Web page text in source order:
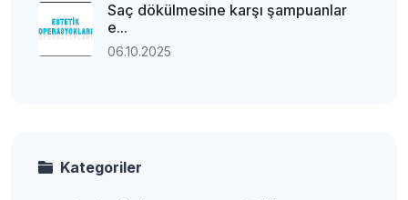
Saç dökülmesine karşı şampuanlar
e...
06.10.2025
Kategoriler